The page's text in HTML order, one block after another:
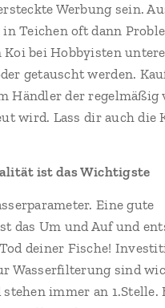
Werbung sein.
Teichen oft dann
Koi bei Hobbyisten
getauscht werden.
Händler der regelmäßig
wird. Lass dir auch die
ist das Wichtigste
Eine gute
das Um und Auf und
deiner Fische!
Wasserfilterung sind
immer an 1.Stelle.